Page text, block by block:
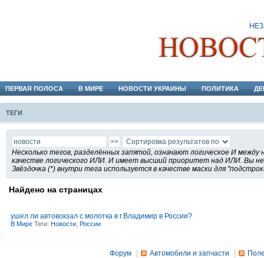
ПЕРВАЯ ПОЛОСА В МИРЕ НОВОСТИ УКРАИНЫ ПОЛИТИКА
ТЕГИ
Несколько тегов, разделённых запятой, означают логическое И
качестве логического ИЛИ. И имеет высший приоритет над ИЛИ. Вы не
Звёздочка (*) внутри тега используется в качестве маски для
Найдено на страницах
ушел ли автовокзал с молотка в г.Владимир в России?
В Мире Теги: Новости России
Форум Автомобили и запчасти